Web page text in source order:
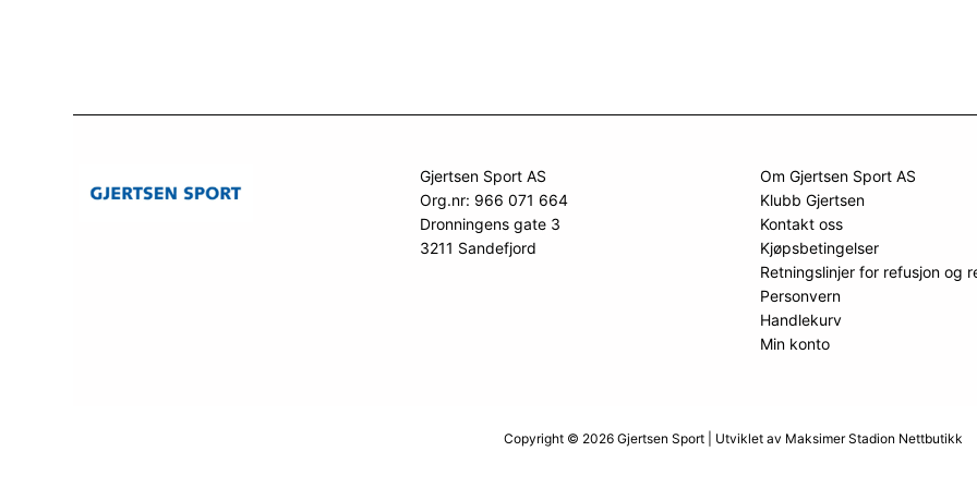
Gjertsen Sport AS
Org.nr: 966 071 664
Dronningens gate 3
3211 Sandefjord
Om Gjertsen Sport AS
Klubb Gjertsen
Kontakt oss
Kjøpsbetingelser
Retningslinjer for refusjon og
Personvern
Handlekurv
Min konto
Copyright © 2026 Gjertsen Sport | Utviklet av Maksimer Stadion Nettbutikk